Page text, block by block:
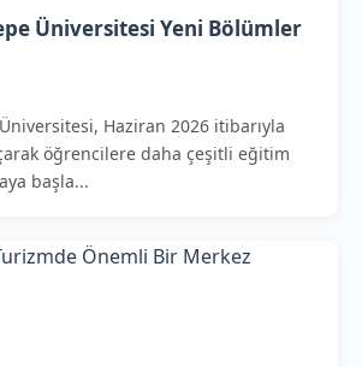
Üniversitesi Yeni Bölümler
Haziran 2026 itibarıyla
öğrencilere daha çeşitli eğitim
başla...